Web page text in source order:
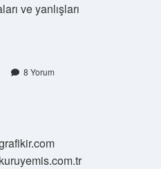
ve yanlışları
8 Yorum